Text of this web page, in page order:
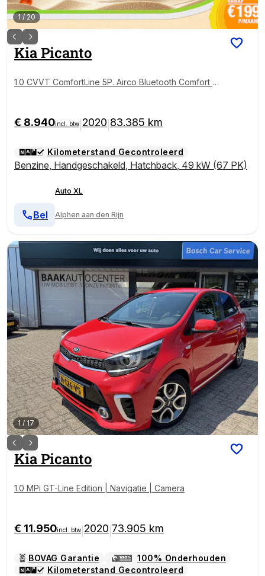
1/20
KiaPicanto
1.0 CVVT ComfortLine 5P. Airco Bluetooth Comfort Pa
€ 8.940incl. btw 2020 83.385 km
Kilometerstand Gecontroleerd
Benzine, Handgeschakeld, Hatchback, 49 kW (67 PK)
Auto XL
Alphen aan den Rijn
Bel
1 /17
KiaPicanto
1.0 MPi GT-Line Edition | Navigatie | Camera
€ 11.950incl. btw 2020 73.905 km
BOVAG Garantie
100% Onderhouden
Kilometerstand Gecontroleerd